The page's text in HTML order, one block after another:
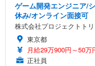
ゲーム開発エンジニア/
休み/オンライン面接可
株式会社プロジェクトト
東京都
月給29万900円～50万
正社員